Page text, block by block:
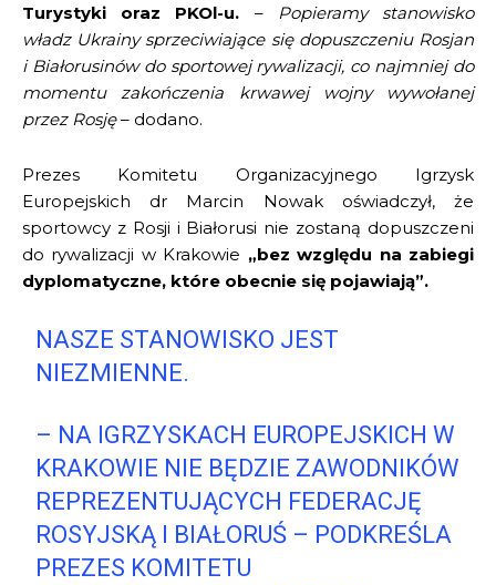
Turystyki oraz PKOl-u. – Popieramy stanowisko
władz Ukrainy sprzeciwiające się dopuszczeniu Rosjan
i Białorusinów do sportowej rywalizacji, co najmniej do
momentu zakończenia krwawej wojny wywołanej
przez Rosję– dodano.
Prezes Komitetu Organizacyjnego Igrzysk
Europejskich dr Marcin Nowak oświadczył, że
sportowcy z Rosji i Białorusi nie zostaną dopuszczeni
do rywalizacji w Krakowie „bez względu na zabiegi
dyplomatyczne, które obecnie się pojawiają”.
NASZE STANOWISKO JEST
NIEZMIENNE.
– NA IGRZYSKACH EUROPEJSKICH W
KRAKOWIE NIE BĘDZIE ZAWODNIKÓW
REPREZENTUJĄCYCH FEDERACJĘ
ROSYJSKĄ I BIAŁORUŚ – PODKREŚLA
PREZES KOMITETU